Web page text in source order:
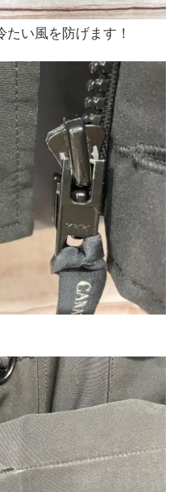
い風を防げます！